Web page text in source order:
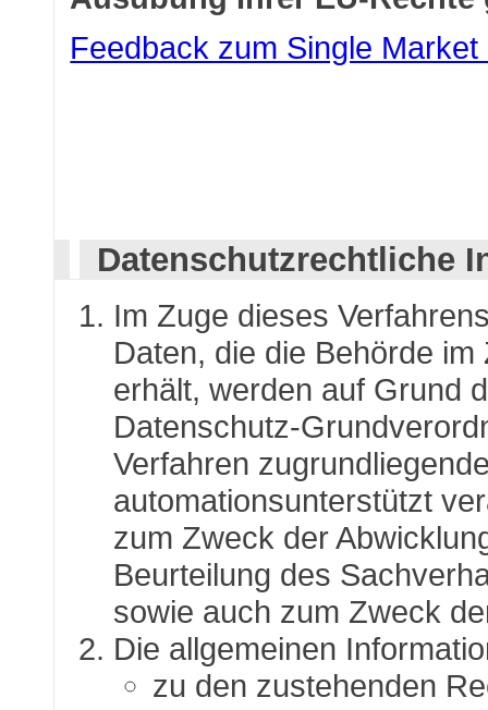
Feedback zum Single
Datenschutzrechtliche
Im Zuge dieses
Daten, die die Behörde
erhält, werden auf Grund
Datenschutz-
Verfahren
automationsunterstützt
zum Zweck der
Beurteilung des
sowie auch zum Zweck
Die allgemeinen
zu den zustehenden